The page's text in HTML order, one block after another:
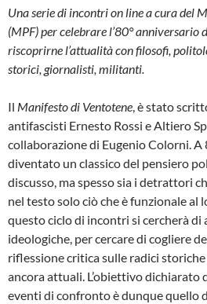
Una serie di incontri on line a cura del
(MPF) per celebrare l’80° anniversario
riscoprirne l’attualità con filosofi,
storici, giornalisti, militanti.
Il Manifesto di Ventotene , è stato
antifascisti Ernesto Rossi e Altiero
collaborazione di Eugenio Colorni. A
diventato un classico del pensiero
discusso, ma spesso sia i detrattori
nel testo solo ciò che è funzionale al
questo ciclo di incontri si cercherà
ideologiche, per cercare di cogliere
riflessione critica sulle radici
ancora attuali. L’obiettivo dichiarato
eventi di confronto è dunque quello